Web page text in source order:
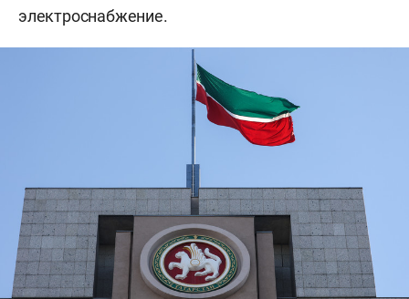
электроснабжение.